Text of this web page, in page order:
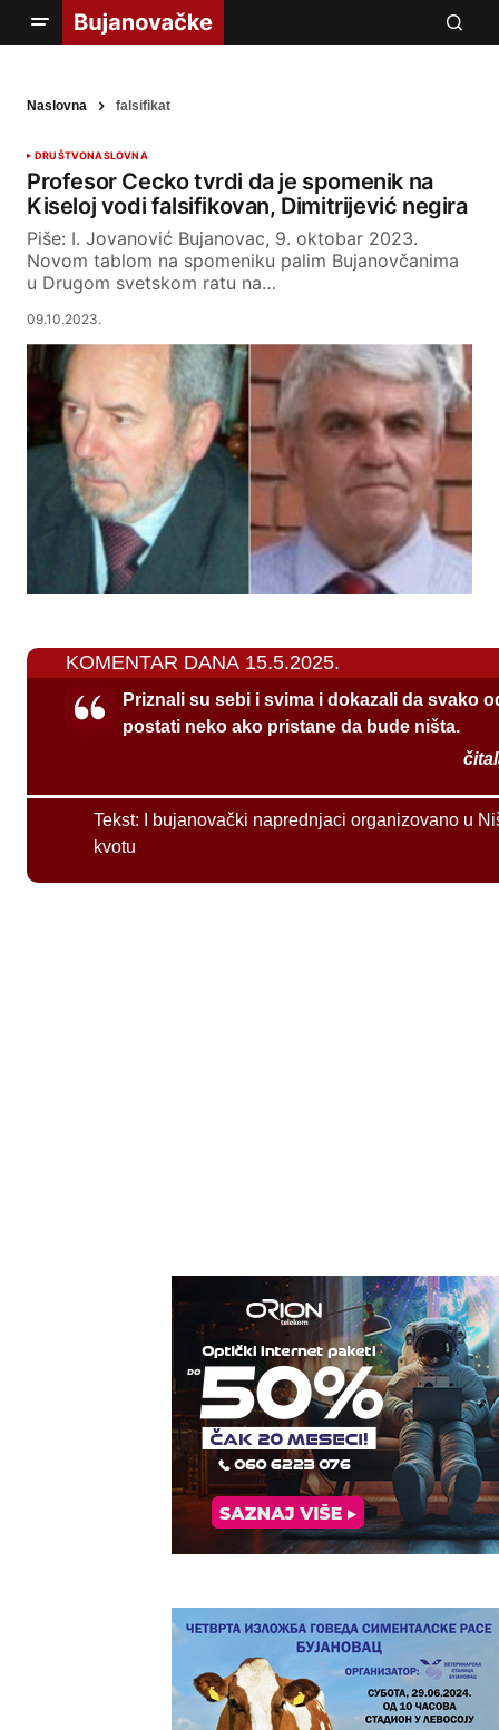
Naslovna falsifikat
DRUŠTVONASLOVNA
Profesor Cecko tvrdi da je spomenik na
Kiseloj vodi falsifikovan, Dimitrijević negira
Piše: I. Jovanović Bujanovac, 9. oktobar 2023.
Novom tablom na spomeniku palim Bujanovčanima
u Drugom svetskom ratu na…
09.10.2023.
KOMENTAR DANA 15.5.2025.
Priznali su sebi i svima i dokazali da svako
postati neko ako pristane da bude ništa.
Tekst:
I bujanovački naprednjaci organizovano u
kvotu